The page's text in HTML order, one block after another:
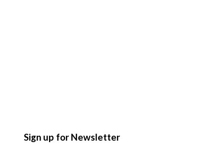
Sign up for Newsletter